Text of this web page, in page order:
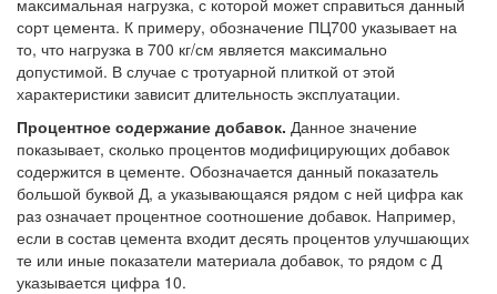
сорт цемента. К примеру, обозначение ПЦ700 указывает на
то, что нагрузка в 700 кг/см является максимально
допустимой. В случае с тротуарной плиткой от этой
характеристики зависит длительность эксплуатации.
Процентное содержание добавок. Данное значение
показывает, сколько процентов модифицирующих добавок
содержится в цементе. Обозначается данный показатель
большой буквой Д, а указывающаяся рядом с ней цифра как
раз означает процентное соотношение добавок. Например,
если в состав цемента входит десять процентов улучшающих
те или иные показатели материала добавок, то рядом с Д
указывается цифра 10.